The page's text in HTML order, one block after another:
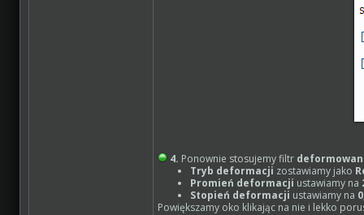
4. Ponownie stosujemy filtr
Tryb deformacji zostawiamy jako
Promień deformacji ustawiamy na
Stopień deformacji ustawiamy na
Powiększamy oko klikając na nie i lekko